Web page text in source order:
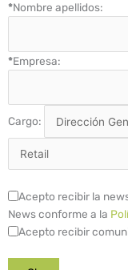
*Nombre apellidos:
*Empresa:
Cargo:
Acepto recibir la
News conforme a la
Acepto recibir